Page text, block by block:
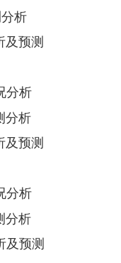
析
预测
分析
分析
预测
分析
分析
及预测